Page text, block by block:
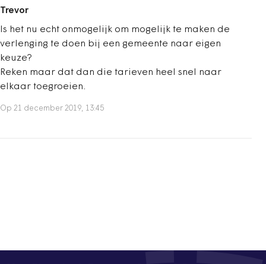
Trevor
Is het nu echt onmogelijk om mogelijk te maken de
verlenging te doen bij een gemeente naar eigen
keuze?
Reken maar dat dan die tarieven heel snel naar
elkaar toegroeien.
Op 21 december 2019, 13:45